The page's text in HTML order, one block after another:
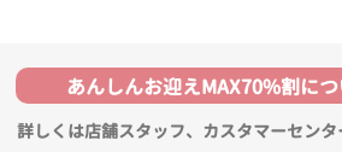
あんしんお迎えMAX70%割に
詳しくは店舗スタッフ、カスタマーセン